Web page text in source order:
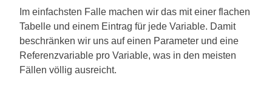
Im einfachsten Falle machen wir das mit einer flachen
Tabelle und einem Eintrag für jede Variable. Damit
beschränken wir uns auf einen Parameter und eine
Referenzvariable pro Variable, was in den meisten
Fällen völlig ausreicht.